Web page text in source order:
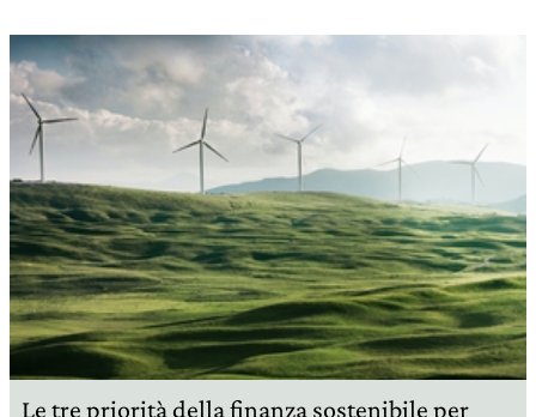
Le tre priorità della finanza sostenibile per